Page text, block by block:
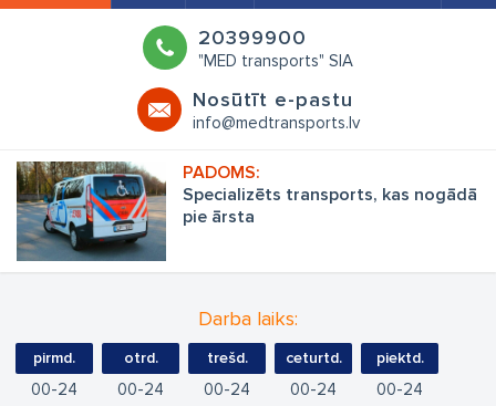
20399900
"MED transports" SIA
Nosūtīt e-pastu
info@medtransports.lv
Specializēts transports, kas nogādā
pie ārsta
Darba laiks:
pirmd.
00 24
otrd.
00 24
trešd.
00 24
ceturtd.
00 24
piektd.
00 24